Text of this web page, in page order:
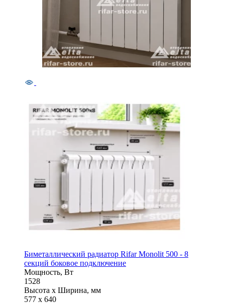
Биметаллический радиатор Rifar Monolit 500 - 8
секций боковое подключение
Мощность, Вт
1528
Высота x Ширина, мм
577 x 640